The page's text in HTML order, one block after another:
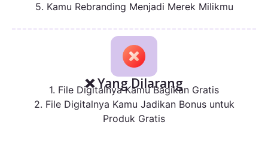
5. Kamu Rebranding Menjadi Merek Milikmu
❌ Yang Dilarang
1. File Digitalnya Kamu Bagikan Gratis
2. File Digitalnya Kamu Jadikan Bonus untuk
Produk Gratis